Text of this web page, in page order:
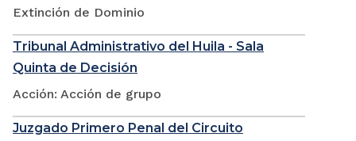
Extinción de Dominio
Tribunal Administrativo del Huila - Sala
Quinta de Decisión
Acción: Acción de grupo
Juzgado Primero Penal del Circuito